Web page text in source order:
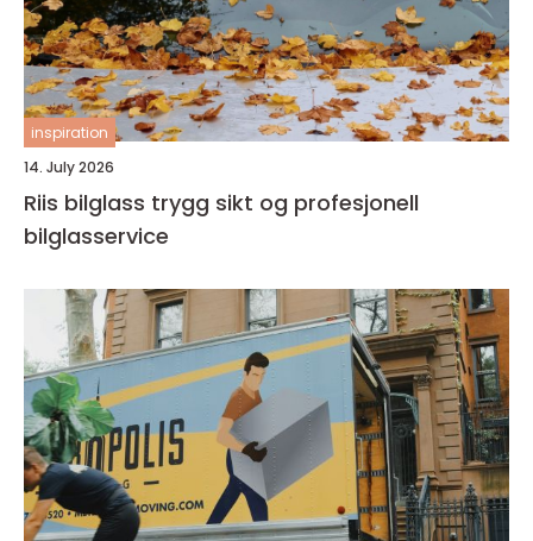
inspiration
14. July 2026
Riis bilglass trygg sikt og profesjonell
bilglasservice